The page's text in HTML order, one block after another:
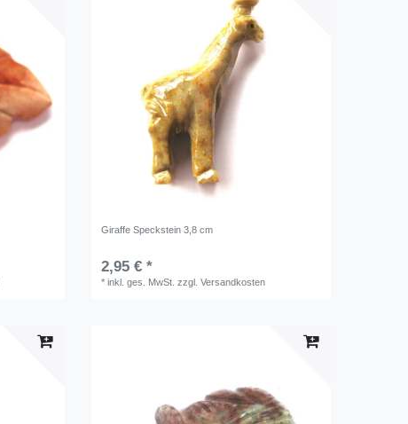
Giraffe Speckstein 3,8 cm
2,95 € *
*inkl. ges. MwSt. zzgl.Versandkosten